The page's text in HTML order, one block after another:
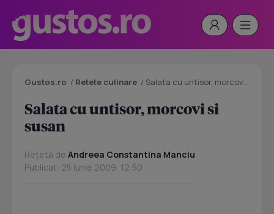
Gustos.ro / Retete culinare / Salata cu untisor, morcovi si susan
Salata cu untisor, morcovi si
susan
Rețetă de Andreea Constantina Manciu
Publicat: 25 Iunie 2009, 12:50